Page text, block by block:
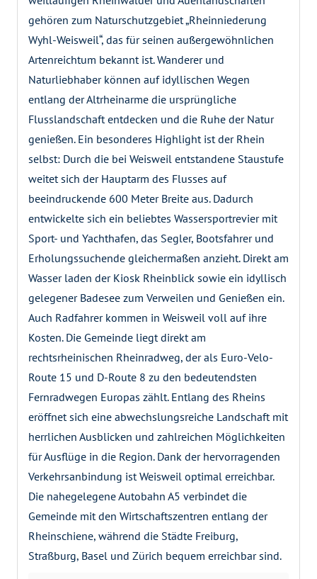
gehören zum Naturschutzgebiet „Rheinniederung
Wyhl-Weisweil“, das für seinen außergewöhnlichen
Artenreichtum bekannt ist. Wanderer und
Naturliebhaber können auf idyllischen Wegen
entlang der Altrheinarme die ursprüngliche
Flusslandschaft entdecken und die Ruhe der Natur
genießen. Ein besonderes Highlight ist der Rhein
selbst: Durch die bei Weisweil entstandene Staustufe
weitet sich der Hauptarm des Flusses auf
beeindruckende 600 Meter Breite aus. Dadurch
entwickelte sich ein beliebtes Wassersportrevier mit
Sport- und Yachthafen, das Segler, Bootsfahrer und
Erholungssuchende gleichermaßen anzieht. Direkt am
Wasser laden der Kiosk Rheinblick sowie ein idyllisch
gelegener Badesee zum Verweilen und Genießen ein.
Auch Radfahrer kommen in Weisweil voll auf ihre
Kosten. Die Gemeinde liegt direkt am
rechtsrheinischen Rheinradweg, der als Euro-Velo-
Route 15 und D-Route 8 zu den bedeutendsten
Fernradwegen Europas zählt. Entlang des Rheins
eröffnet sich eine abwechslungsreiche Landschaft mit
herrlichen Ausblicken und zahlreichen Möglichkeiten
für Ausflüge in die Region. Dank der hervorragenden
Verkehrsanbindung ist Weisweil optimal erreichbar.
Die nahegelegene Autobahn A5 verbindet die
Gemeinde mit den Wirtschaftszentren entlang der
Rheinschiene, während die Städte Freiburg,
Straßburg, Basel und Zürich bequem erreichbar sind.